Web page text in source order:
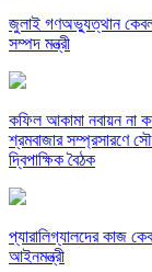
জুলাই গণঅভ্যুত্থান কেবল
সম্পদ মন্ত্রী
কফিল আকামা নবায়ন না
শ্রমবাজার সম্প্রসারণে
দ্বিপাক্ষিক বৈঠক
প্যারালিগ্যালদের কাজ
আইনমন্ত্রী